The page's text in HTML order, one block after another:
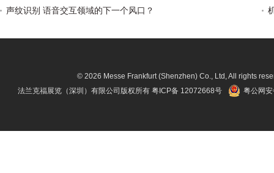
声纹识别 语音交互领域的下一个风口？
© 2026 Messe Frankfurt (Shenzhen) Co., Ltd, All rights
法兰克福展览（深圳）有限公司版权所有 粤ICP备 12072668号 粤公网